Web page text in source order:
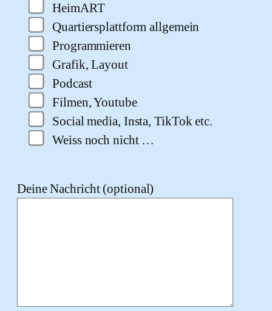
HeimART
Quartiersplattform allgemein
Programmieren
Grafik, Layout
Podcast
Filmen, Youtube
Social media, Insta, TikTok etc.
Weiss noch nicht …
Deine Nachricht (optional)